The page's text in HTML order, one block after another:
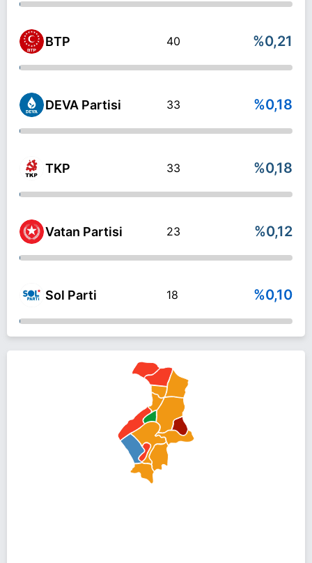
BTP 40 %0,21
DEVA Partisi 33 %0,18
TKP 33 %0,18
Vatan Partisi 23 %0,12
Sol Parti 18 %0,10